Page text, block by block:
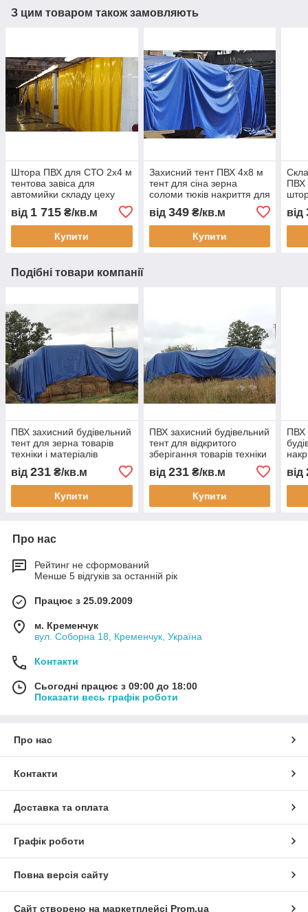
З цим товаром також замовляють
Штора ПВХ для СТО 2x4 м
тентова завіса для
автомийки складу цеху
пилу вологи тепла з
монтажем Тент Строй
від 1 715 ₴/кв.м
Купити
Захисний тент ПВХ 4x8 м
тент для сіна зерна
соломи тюків накриття для
будматеріалів укриття
недобудови водостійкий
від 349₴/кв.м
Купити
ПВХ
від
Подібні товари компанії
ПВХ захисний будівельний
тент для зерна товарів
техніки і матеріалів
водонепроникне накриття
для захисту на
будмайданчику
від 231 ₴/кв.м
Купити
ПВХ захисний будівельний
тент для відкритого
зберігання товарів техніки
водонепроникне накриття
для будмайданчика
від 231₴/кв.м
Купити
ПВХ
від
Про нас
Рейтинг не сформований
Менше 5 відгуків за останній рік
Працює з 25.09.2009
м. Кременчук
вул. Соборна 18, Кременчук, Україна
Контакти
Сьогодні працює з 09:00 до 18:00
Показати весь графік роботи
Про нас
Контакти
Доставка та оплата
Графік роботи
Повна версія сайту
Сайт створено на маркетплейсі Prom.ua